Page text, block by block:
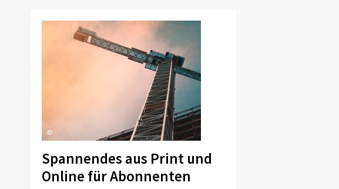
©
Spannendes aus Print und
Online für Abonnenten